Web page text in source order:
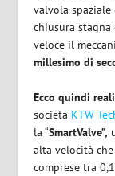
valvola spaziale
chiusura
veloce il
millesimo di
Ecco quindi
società KTW
la “SmartValve”,
alta velocità
comprese tra